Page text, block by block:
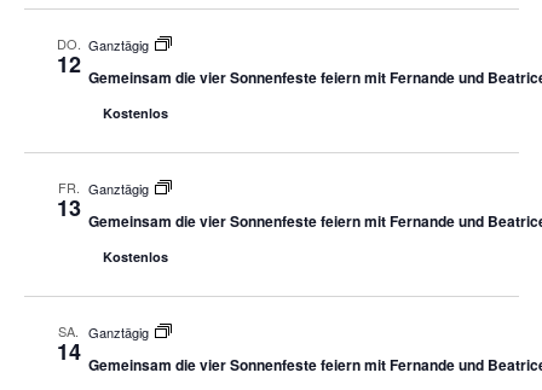
DO.
12
Ganztägig
Gemeinsam die vier Sonnenfeste feiern mit Fernande und
Kostenlos
FR.
13
Ganztägig
Gemeinsam die vier Sonnenfeste feiern mit Fernande und
Kostenlos
SA.
14
Ganztägig
Gemeinsam die vier Sonnenfeste feiern mit Fernande und